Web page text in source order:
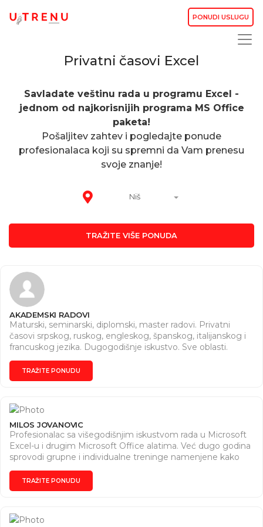
PONUDI USLUGU
Privatni časovi Excel
Savladate veštinu rada u programu Excel -
jednom od najkorisnijih programa MS Office
paketa!
Pošaljitev zahtev i pogledajte ponude
profesionalaca koji su spremni da Vam prenesu
svoje znanje!
Niš
TRAŽITE VIŠE PONUDA
AKADEMSKI RADOVI
Maturski, seminarski, diplomski, master radovi. Privatni
časovi srpskog, ruskog, engleskog, španskog, italijanskog i
francuskog jezika. Dugogodišnje iskustvo. Sve oblasti.
Dogovor za vreme i cene. Pišite nam na Instagram (
https://www.instagram.com/seminarski2010?
igsh=MWxzZmZxazB3OThvMw== ) ili na e-mail
TRAŽITE PONUDU
MILOS JOVANOVIC
Profesionalac sa višegodišnjim iskustvom rada u Microsoft
Excel-u i drugim Microsoft Office alatima. Već dugo godina
sprovodi grupne i individualne treninge namenjene kako
firmama tako i pojedincima, na svim nivoima - osnovni,
srednji, napredni. Alati i teme za koje je moguće
organizovati obuku: * Microsoft Excel * Microsoft Word *
biznis planova * Finansijsko planiranje
TRAŽITE PONUDU